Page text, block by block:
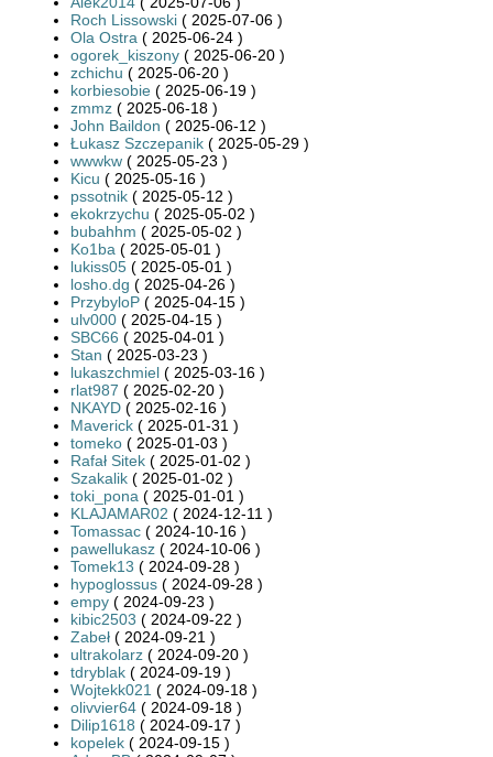
Roch Lissowski ( 2025-07-06 )
Ola Ostra ( 2025-06-24 )
ogorek_kiszony ( 2025-06-20 )
zchichu ( 2025-06-20 )
korbiesobie ( 2025-06-19 )
zmmz ( 2025-06-18 )
John Baildon ( 2025-06-12 )
Łukasz Szczepanik ( 2025-05-29 )
wwwkw ( 2025-05-23 )
Kicu ( 2025-05-16 )
pssotnik ( 2025-05-12 )
ekokrzychu ( 2025-05-02 )
bubahhm ( 2025-05-02 )
Ko1ba ( 2025-05-01 )
lukiss05 ( 2025-05-01 )
losho.dg ( 2025-04-26 )
PrzybyloP ( 2025-04-15 )
ulv000 ( 2025-04-15 )
SBC66 ( 2025-04-01 )
Stan ( 2025-03-23 )
lukaszchmiel ( 2025-03-16 )
rlat987 ( 2025-02-20 )
NKAYD ( 2025-02-16 )
Maverick ( 2025-01-31 )
tomeko ( 2025-01-03 )
Rafał Sitek ( 2025-01-02 )
Szakalik ( 2025-01-02 )
toki_pona ( 2025-01-01 )
KLAJAMAR02 ( 2024-12-11 )
Tomassac ( 2024-10-16 )
pawellukasz ( 2024-10-06 )
Tomek13 ( 2024-09-28 )
hypoglossus ( 2024-09-28 )
empy ( 2024-09-23 )
kibic2503 ( 2024-09-22 )
Zabeł ( 2024-09-21 )
ultrakolarz ( 2024-09-20 )
tdryblak ( 2024-09-19 )
Wojtekk021 ( 2024-09-18 )
olivvier64 ( 2024-09-18 )
Dilip1618 ( 2024-09-17 )
kopelek ( 2024-09-15 )